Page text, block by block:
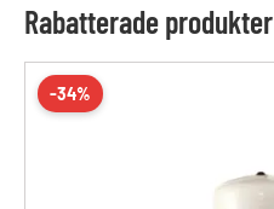
Rabatterade produkter
-34%